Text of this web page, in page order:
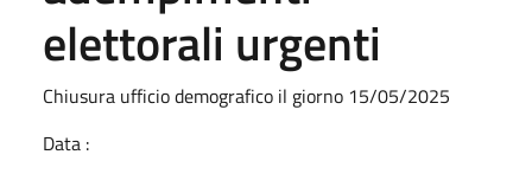
elettorali urgenti
Chiusura ufficio demografico il giorno 15/05/2025
Data :